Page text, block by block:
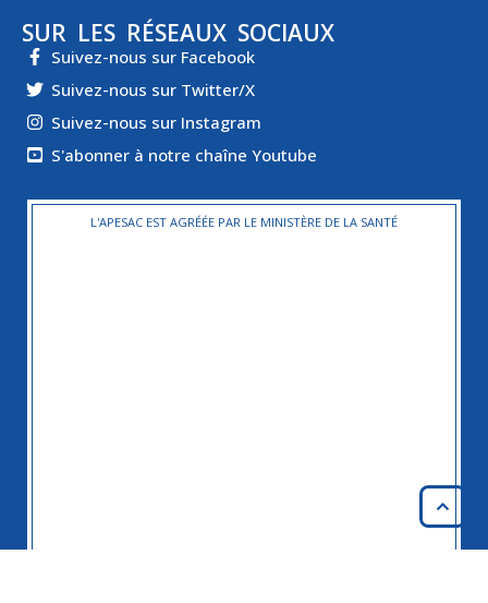
SUR LES RÉSEAUX SOCIAUX
Suivez-nous sur Facebook
Suivez-nous sur Twitter/X
Suivez-nous sur Instagram
S'abonner à notre chaîne Youtube
L'APESAC EST AGRÉÉE PAR LE MINISTÈRE DE LA SANTÉ